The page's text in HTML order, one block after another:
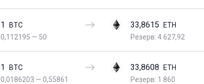
1
BTC
0,112195 — 50
33,8615
ETH
Резерв: 4 627,92
1
BTC
0,0186203 — 0,55861
33,8608
ETH
Резерв: 1 860